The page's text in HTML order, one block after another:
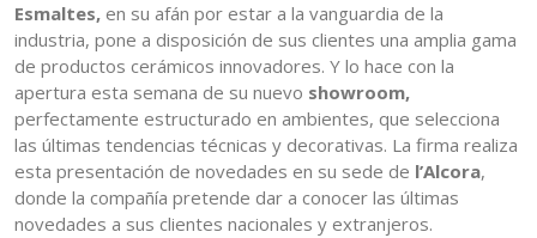
Esmaltes, en su afán por estar a la vanguardia de la
industria, pone a disposición de sus clientes una amplia gama
de productos cerámicos innovadores. Y lo hace con la
apertura esta semana de su nuevo showroom,
perfectamente estructurado en ambientes, que selecciona
las últimas tendencias técnicas y decorativas. La firma realiza
esta presentación de novedades en su sede de l’Alcora,
donde la compañía pretende dar a conocer las últimas
novedades a sus clientes nacionales y extranjeros.